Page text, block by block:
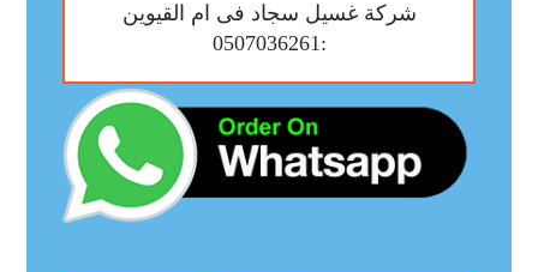
شركة غسيل سجاد فى ام القيوين
:0507036261